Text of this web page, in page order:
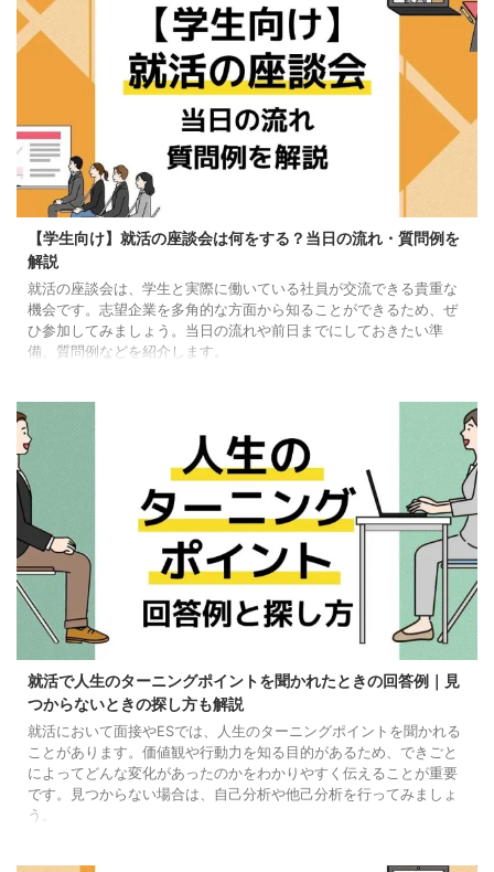
【学生向け】就活の座談会は何をする？当日の流れ・質問例を
解説
就活の座談会は、学生と実際に働いている社員が交流できる貴重な
機会です。志望企業を多角的な方面から知ることができるため、ぜ
ひ参加してみましょう。当日の流れや前日までにしておきたい準
備、質問例などを紹介します。
就活で人生のターニングポイントを聞かれたときの回答例｜見
つからないときの探し方も解説
就活において面接やESでは、人生のターニングポイントを聞かれる
ことがあります。価値観や行動力を知る目的があるため、できごと
によってどんな変化があったのかをわかりやすく伝えることが重要
です。見つからない場合は、自己分析や他己分析を行ってみましょ
う。